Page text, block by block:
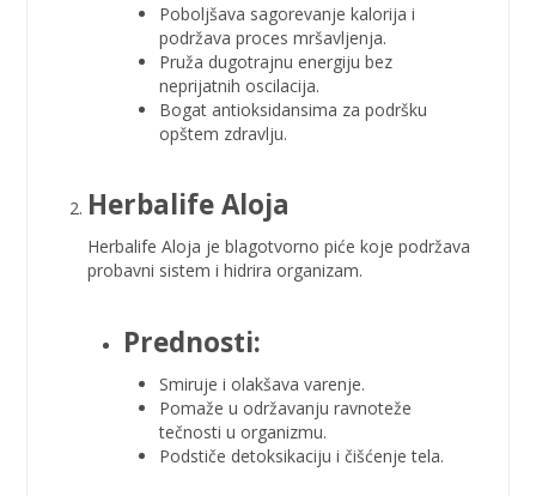
Poboljšava sagorevanje kalorija i
podržava proces mršavljenja.
Pruža dugotrajnu energiju bez
neprijatnih oscilacija.
Bogat antioksidansima za podršku
opštem zdravlju.
Herbalife Aloja
Herbalife Aloja je blagotvorno piće koje podržava
probavni sistem i hidrira organizam.
Prednosti:
Smiruje i olakšava varenje.
Pomaže u održavanju ravnoteže
tečnosti u organizmu.
Podstiče detoksikaciju i čišćenje tela.